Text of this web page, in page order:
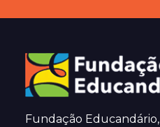
Fundação Educandário,